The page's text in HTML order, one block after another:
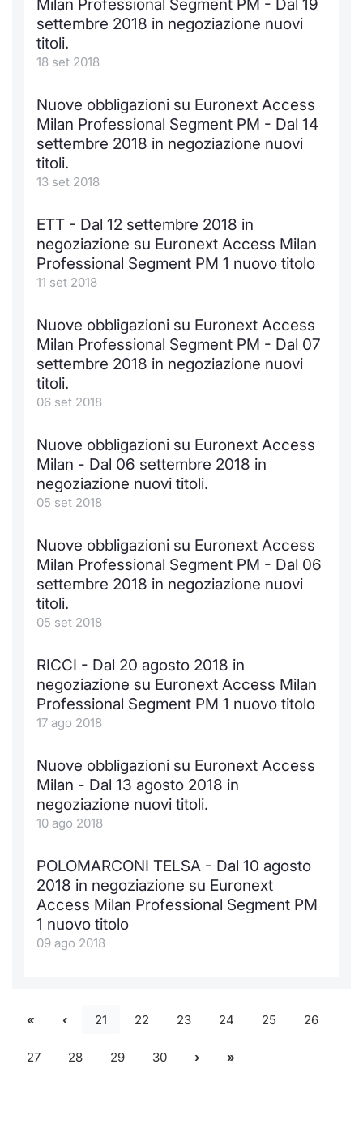
Milan Professional Segment PM - Dal 19
settembre 2018 in negoziazione nuovi
titoli.
18 set 2018
Nuove obbligazioni su Euronext Access
Milan Professional Segment PM - Dal 14
settembre 2018 in negoziazione nuovi
titoli.
13 set 2018
ETT - Dal 12 settembre 2018 in
negoziazione su Euronext Access Milan
Professional Segment PM 1 nuovo titolo
11 set 2018
Nuove obbligazioni su Euronext Access
Milan Professional Segment PM - Dal 07
settembre 2018 in negoziazione nuovi
titoli.
06 set 2018
Nuove obbligazioni su Euronext Access
Milan - Dal 06 settembre 2018 in
negoziazione nuovi titoli.
05 set 2018
Nuove obbligazioni su Euronext Access
Milan Professional Segment PM - Dal 06
settembre 2018 in negoziazione nuovi
titoli.
05 set 2018
RICCI - Dal 20 agosto 2018 in
negoziazione su Euronext Access Milan
Professional Segment PM 1 nuovo titolo
17 ago 2018
Nuove obbligazioni su Euronext Access
Milan - Dal 13 agosto 2018 in
negoziazione nuovi titoli.
10 ago 2018
POLOMARCONI TELSA - Dal 10 agosto
2018 in negoziazione su Euronext
Access Milan Professional Segment PM
1 nuovo titolo
09 ago 2018
21 22 23 24 25 26
27 28 29 30